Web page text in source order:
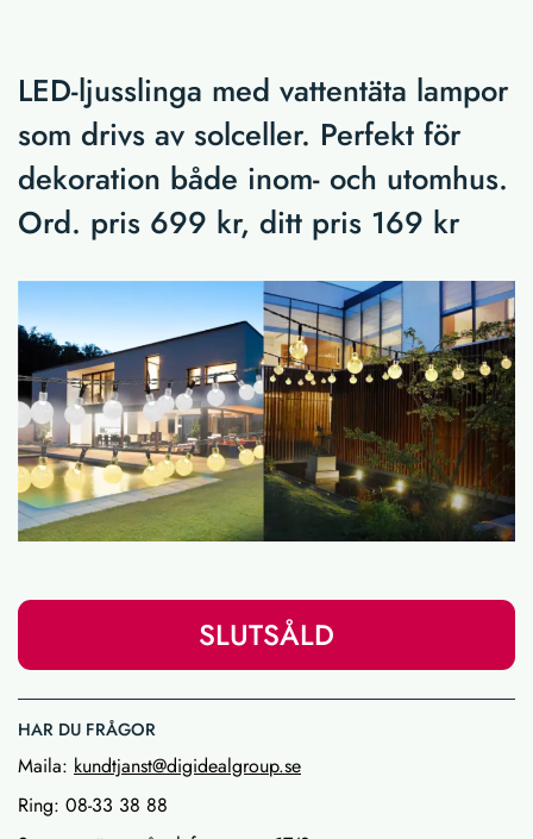
LED-ljusslinga med vattentäta lampor
som drivs av solceller. Perfekt för
dekoration både inom- och utomhus.
Ord. pris 699 kr, ditt pris 169 kr
SLUTSÅLD
HAR DU FRÅGOR
Maila: kundtjanst@digidealgroup.se
Ring: 08-33 38 88